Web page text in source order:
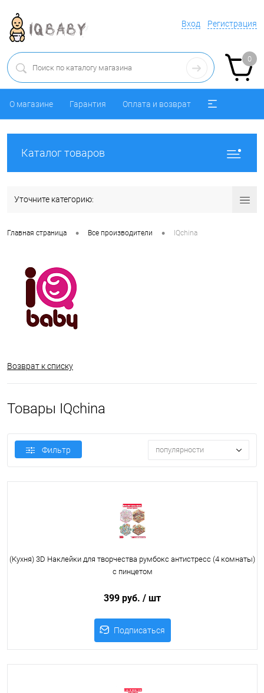
Вход Регистрация
0
О магазине Гарантия Оплата и возврат
Каталог товаров
Уточните категорию:
Главная страница • Все производители • IQchina
Возврат к списку
Товары IQchina
Фильтр популярности
(Кухня) 3D Наклейки для творчества румбокс антистресс (4 комнаты)
с пинцетом
399 руб. / шт
Подписаться